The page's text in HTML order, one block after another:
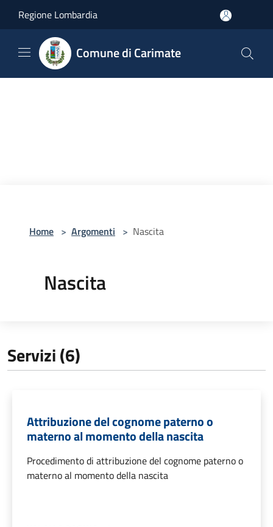
Regione Lombardia
Comune di Carimate
Home > Argomenti > Nascita
Nascita
Servizi (6)
Attribuzione del cognome paterno o
materno al momento della nascita
Procedimento di attribuzione del cognome paterno o
materno al momento della nascita